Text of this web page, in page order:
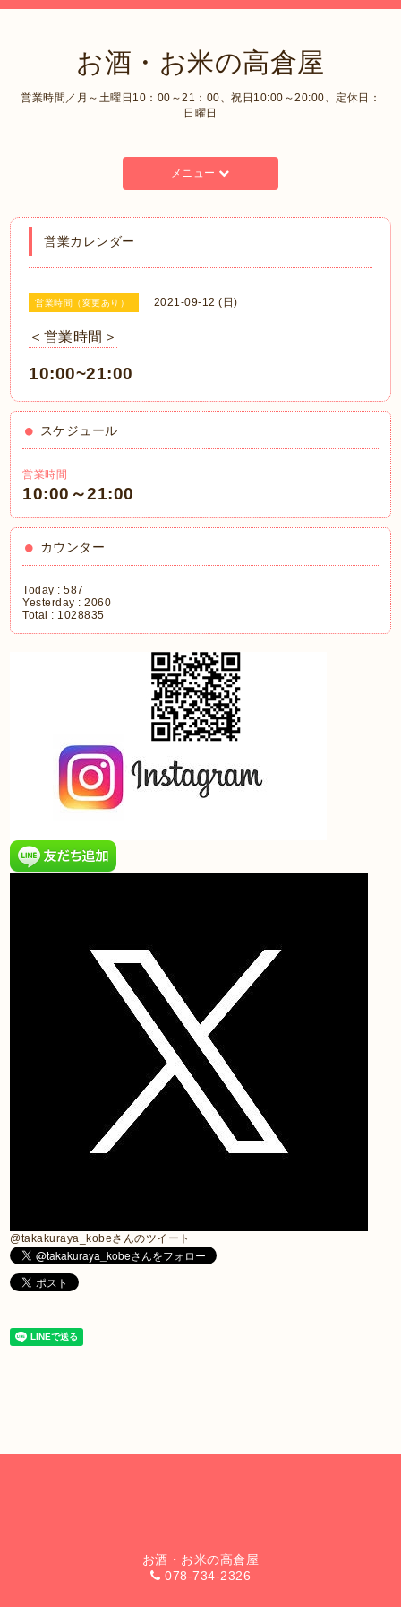
お酒・お米の高倉屋
営業時間／月～土曜日10：00～21：00、祝日10:00～20:00、定休日：
日曜日
メニュー
営業カレンダー
営業時間（変更あり） 2021-09-12 (日)
＜営業時間＞
10:00~21:00
スケジュール
営業時間
10:00～21:00
カウンター
Today :587
Yesterday :2060
Total : 1028835
@takakuraya_kobeさんのツイート
お酒・お米の高倉屋
078-734-2326